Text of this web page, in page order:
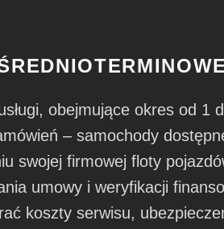
obejmujące okres od 1
– samochody
swojej firmowej floty
umowy i weryfikacji
koszty serwisu,